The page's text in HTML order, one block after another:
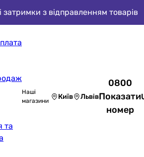
з відправленням товарів
та
Наші
магазини
Київ Львів
0800
Показати
номер